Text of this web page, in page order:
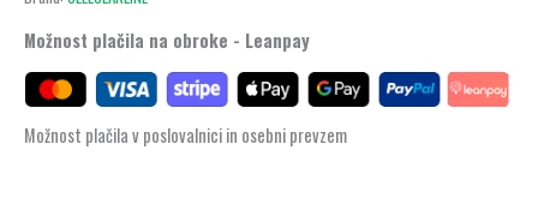
Možnost plačila na obroke - Leanpay
Možnost plačila v poslovalnici in osebni prevzem